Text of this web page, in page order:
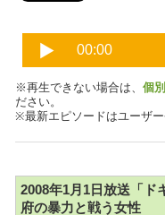
※再生できない場合は、 個
ださい。
※最新エピソードはユーザ
2008年1月1日放送「ド
府の暴力と戦う女性